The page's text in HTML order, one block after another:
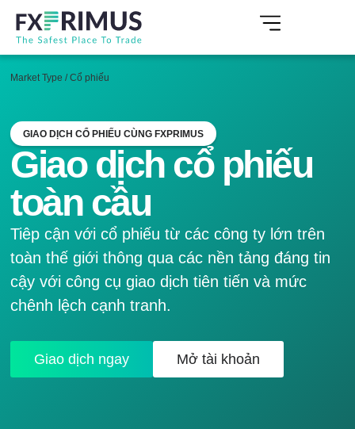
GIAO DỊCH CỔ PHIẾU CÙNG FXPRIMUS
Giao dịch cổ phiếu
toàn cầu
Tiêp cận với cổ phiếu từ các công ty lớn trên
toàn thế giới thông qua các nền tảng đáng tin
cậy với công cụ giao dịch tiên tiến và mức
chênh lệch cạnh tranh.
Giao dịch ngay Mở tài khoản
Market Type /Cổ phiếu